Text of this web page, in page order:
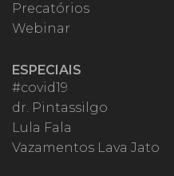
Precatórios
Webinar
ESPECIAIS
#covid19
dr. Pintassilgo
Lula Fala
Vazamentos Lava Jato